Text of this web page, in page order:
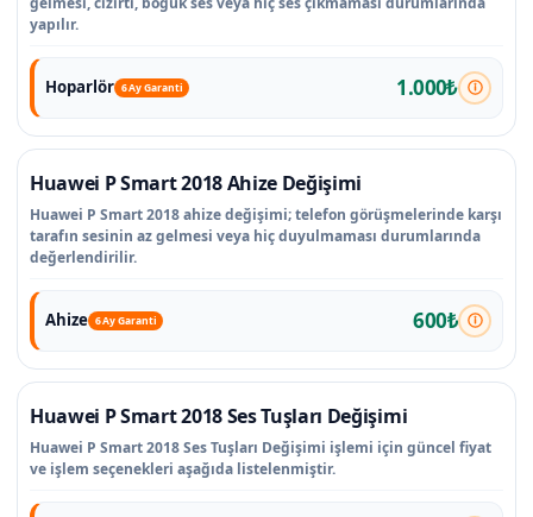
yapılır.
Hoparlör 6 Ay Garanti 1.000₺
Huawei P Smart 2018 Ahize Değişimi
Huawei P Smart 2018 ahize değişimi; telefon görüşmelerinde karşı
tarafın sesinin az gelmesi veya hiç duyulmaması durumlarında
değerlendirilir.
Ahize 6 Ay Garanti 600₺
Huawei P Smart 2018 Ses Tuşları Değişimi
Huawei P Smart 2018 Ses Tuşları Değişimi işlemi için güncel fiyat
ve işlem seçenekleri aşağıda listelenmiştir.